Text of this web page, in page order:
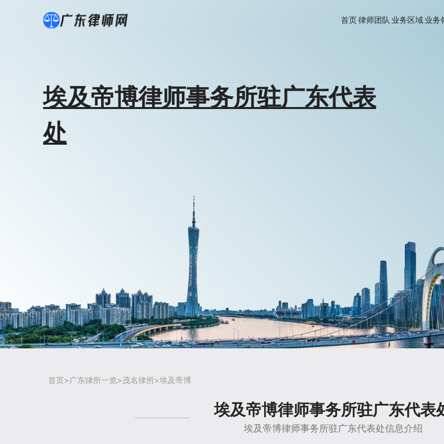
首页律师团队 业务区域 业务
埃及帝博律师事务所驻广东代表
处
首页> 广东律所一览>茂名律所>埃及帝博
埃及帝博律师事务所驻广东代表
埃及帝博律师事务所驻广东代表处信息介绍